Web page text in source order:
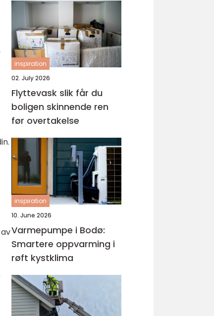
inspiration
02. July 2026
Flyttevask slik får du
boligen skinnende ren
før overtakelse
inspiration
10. June 2026
Varmepumpe i Bodø:
Smartere oppvarming i
røft kystklima